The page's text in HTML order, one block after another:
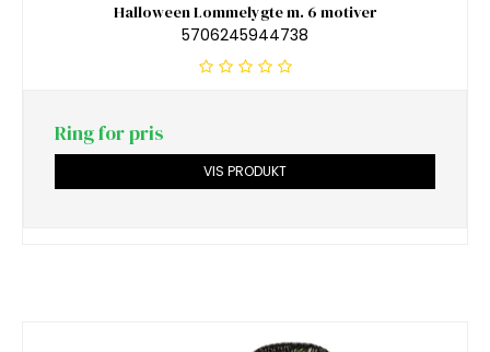
Halloween Lommelygte m. 6 motiver
5706245944738
Ring for pris
VIS PRODUKT